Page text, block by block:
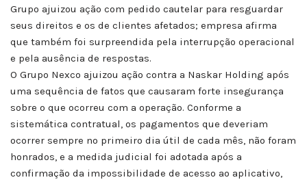
Grupo ajuizou ação com pedido cautelar para resguardar
seus direitos e os de clientes afetados; empresa afirma
que também foi surpreendida pela interrupção operacional
e pela ausência de respostas.
O Grupo Nexco ajuizou ação contra a Naskar Holding após
uma sequência de fatos que causaram forte insegurança
sobre o que ocorreu com a operação. Conforme a
sistemática contratual, os pagamentos que deveriam
ocorrer sempre no primeiro dia útil de cada mês, não foram
honrados, e a medida judicial foi adotada após a
confirmação da impossibilidade de acesso ao aplicativo,